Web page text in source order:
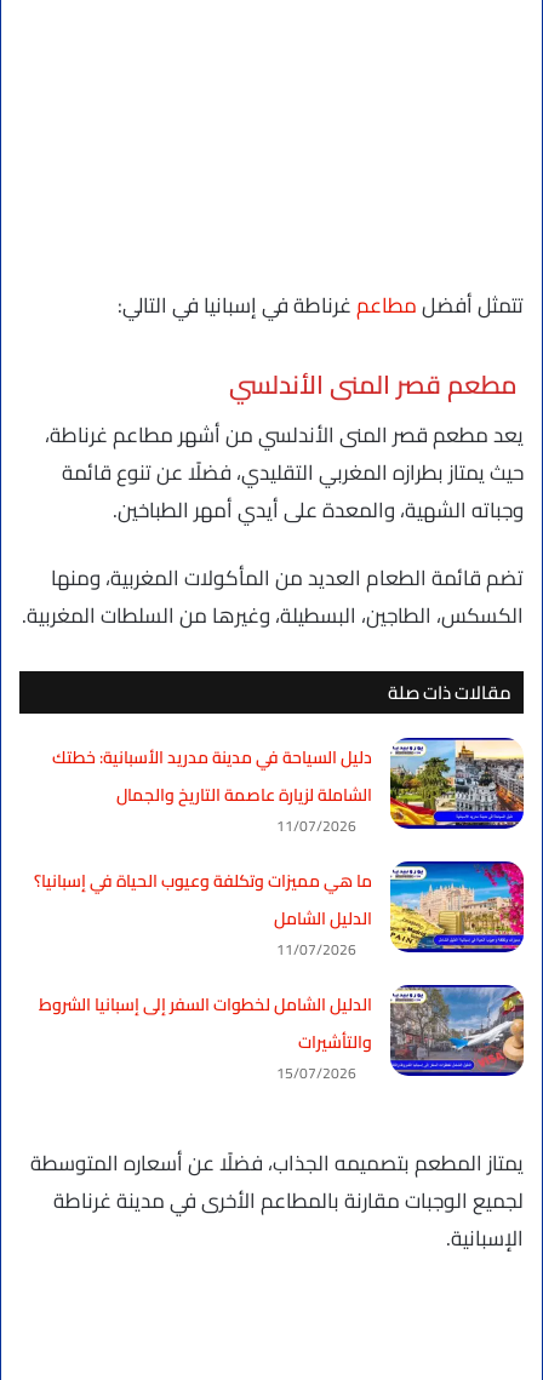
تتمثل أفضلمطاعمغرناطة في إسبانيا في التالي:
مطعم قصر المنى الأندلسي
يعد مطعم قصر المنى الأندلسي من أشهر مطاعم غرناطة،
حيث يمتاز بطرازه المغربي التقليدي، فضلًا عن تنوع قائمة
وجباته الشهية، والمعدة على أيدي أمهر الطباخين.
تضم قائمة الطعام العديد من المأكولات المغربية، ومنها
الكسكس، الطاجين، البسطيلة، وغيرها من السلطات المغربية.
مقالات ذات صلة
دليل السياحة في مدينة مدريد الأسبانية: خطتك
الشاملة لزيارة عاصمة التاريخ والجمال
11/07/2026
ما هي مميزات وتكلفة وعيوب الحياة في إسبانيا؟
الدليل الشامل
11/07/2026
الدليل الشامل لخطوات السفر إلى إسبانيا الشروط
والتأشيرات
15/07/2026
يمتاز المطعم بتصميمه الجذاب، فضلًا عن أسعاره المتوسطة
لجميع الوجبات مقارنة بالمطاعم الأخرى في مدينة غرناطة
الإسبانية.